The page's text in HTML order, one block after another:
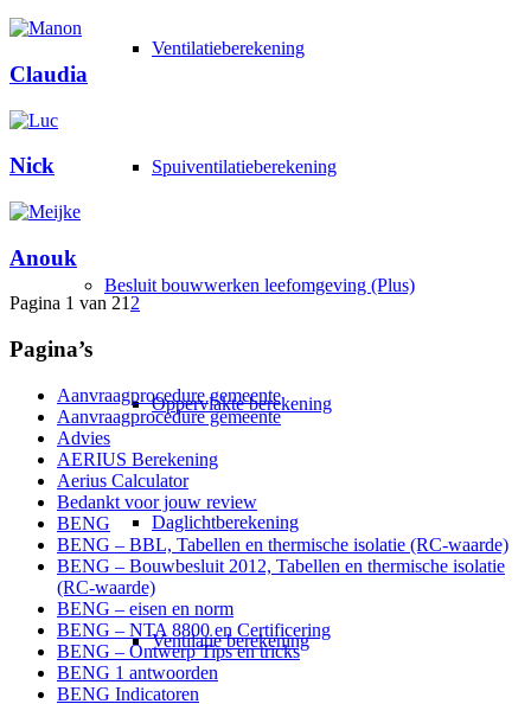
Ventilatieberekening
Spuiventilatieberekening
Besluit bouwwerken leefomgeving (Plus)
Oppervlakte berekening
Daglichtberekening
Ventilatie berekening
Claudia
Nick
Anouk
Pagina 1 van 21 2
Pagina’s
Aanvraagprocedure gemeente
Aanvraagprocedure gemeente
Advies
AERIUS Berekening
Aerius Calculator
Bedankt voor jouw review
BENG
BENG – BBL, Tabellen en thermische isolatie (RC-waarde)
BENG – Bouwbesluit 2012, Tabellen en thermische isolatie
(RC-waarde)
BENG – eisen en norm
BENG – NTA 8800 en Certificering
BENG – Ontwerp Tips en tricks
BENG 1 antwoorden
BENG Indicatoren